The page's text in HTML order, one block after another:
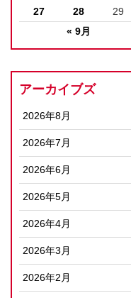
« 9月
27
28 29
アーカイブズ
2026年8月
2026年7月
2026年6月
2026年5月
2026年4月
2026年3月
2026年2月